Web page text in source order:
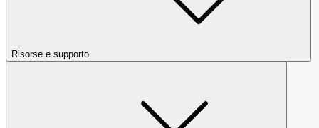
Risorse e supporto